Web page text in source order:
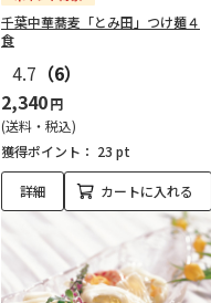
千葉中華蕎麦「とみ田」つけ麺４
食
4.7 （6）
2,340円
(送料・税込)
獲得ポイント： 23 pt
詳細 カートに入れる